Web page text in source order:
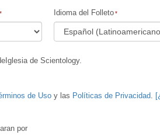
Idioma del Folleto
de Scientology.
de Uso y las Políticas de Privacidad.
por